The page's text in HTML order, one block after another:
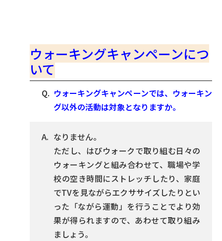
ウォーキングキャンペーンにつ
いて
ウォーキングキャンペーンでは、ウォーキン
グ以外の活動は対象となりますか。
なりません。
ただし、はぴウォークで取り組む日々の
ウォーキングと組み合わせて、職場や学
校の空き時間にストレッチしたり、家庭
でTVを見ながらエクササイズしたりとい
った「ながら運動」を行うことでより効
果が得られますので、あわせて取り組み
ましょう。